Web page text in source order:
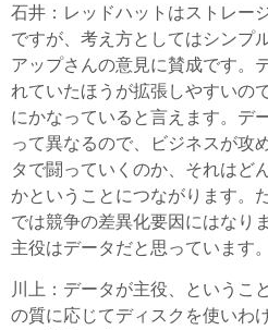
石井 ：レッドハットはストレー
ですが、考え方としてはシンプ
アップさんの意見に賛成です。
れていたほうが拡張しやすいの
にかなっていると言えます。デ
って異なるので、ビジネスが攻
タで闘っていくのか、それはど
かということにつながります。
では競争の差異化要因にはなり
主役はデータだと思っています。
川上 ：データが主役、というこ
の質に応じてディスクを使いわ